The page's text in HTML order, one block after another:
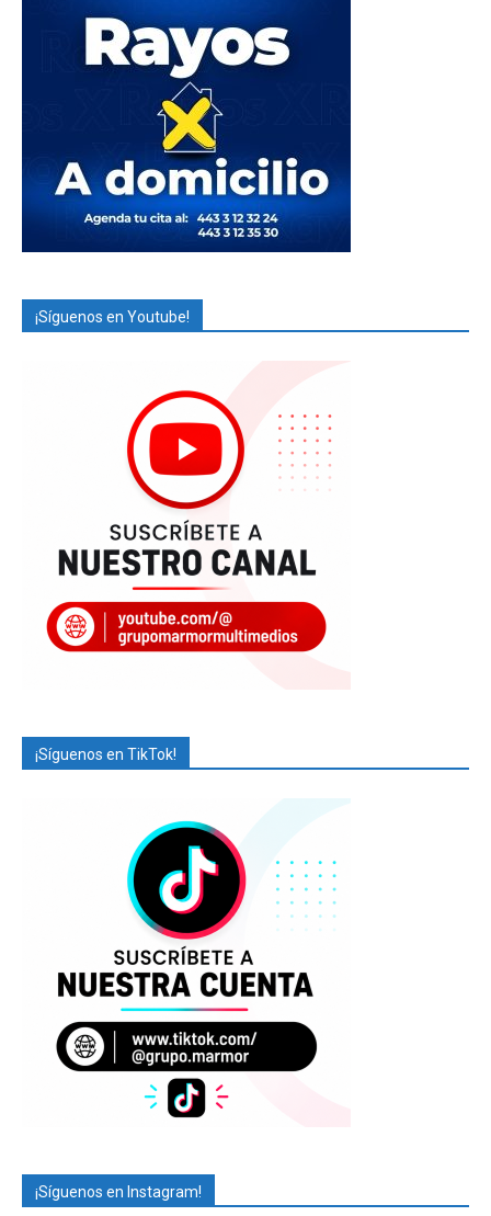
¡Síguenos en Youtube!
¡Síguenos en TikTok!
¡Síguenos en Instagram!